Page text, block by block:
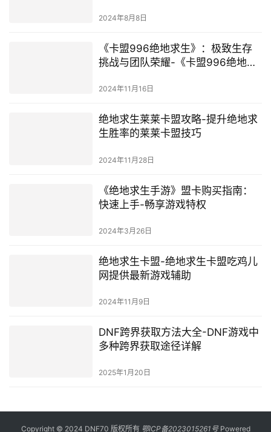
性分析
2024年8月8日
《卡盟996绝地求生》：极致生存
挑战与团队荣耀-《卡盟996绝地求
解析
2024年11月16日
绝地求生莱莱卡盟攻略-提升绝地求
生胜率的莱莱卡盟技巧
2024年11月28日
《绝地求生手游》盟卡购买指南：
快速上手-畅享游戏特权
2024年3月26日
绝地求生卡盟-绝地求生卡盟吃鸡儿
网提供最新游戏辅助
2024年11月9日
DNF跨界获取方法大全-DNF游戏中
多种跨界获取途径详解
2025年1月20日
Copyright © 2024 DNF70 版权所有 鄂ICP备2023015261号Powered